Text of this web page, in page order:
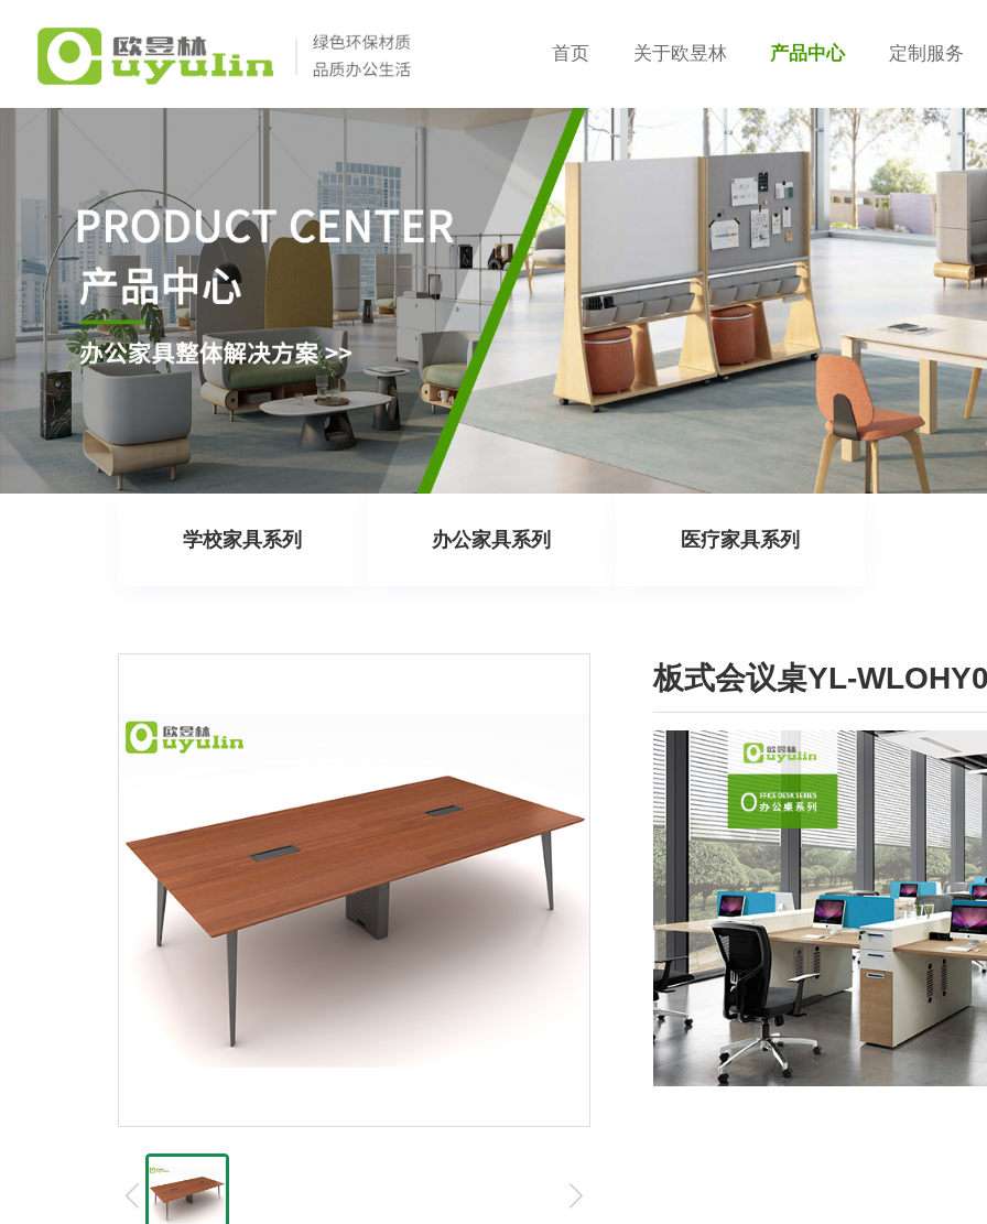
首页 关于欧昱林 产品中心 定制服务
学校家具系列 办公家具系列 医疗家具系列
板式会议桌YL-